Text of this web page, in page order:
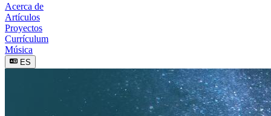
Acerca de
Artículos
Proyectos
Currículum
Música
ES